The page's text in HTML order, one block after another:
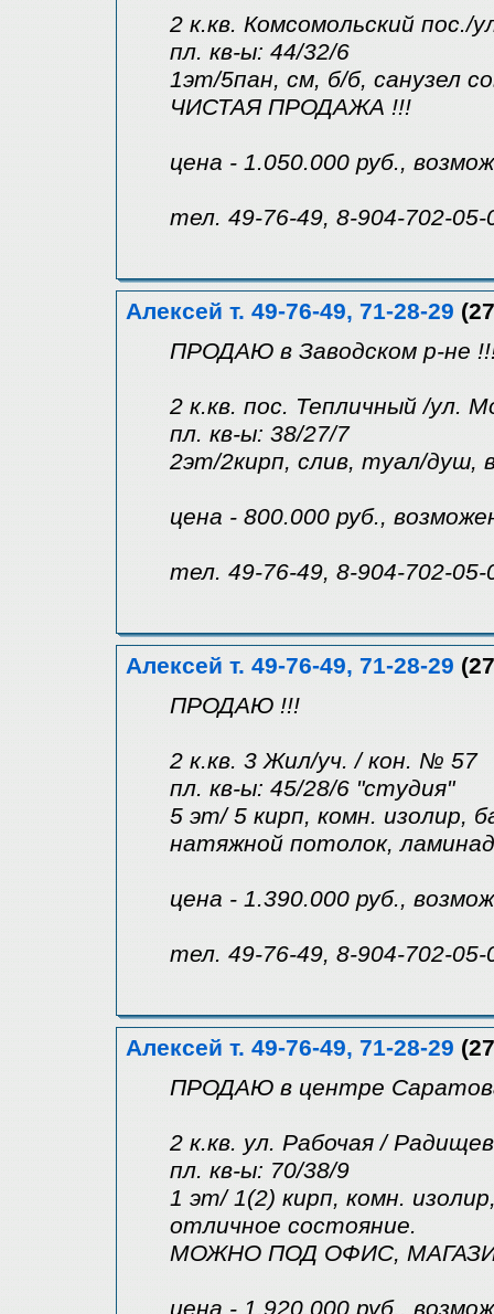
2 к.кв. Комсомольский пос./
пл. кв-ы: 44/32/6
1эт/5пан, см, б/б, санузел
ЧИСТАЯ ПРОДАЖА !!!
цена - 1.050.000 руб.,
тел. 49-76-49, 8-904-702-05-
Алексей т. 49-76-49, 71-28-29
ПРОДАЮ в Заводском р-не
2 к.кв. пос. Тепличный /ул.
пл. кв-ы: 38/27/7
2эт/2кирп, слив, туал/душ,
цена - 800.000 руб.,
тел. 49-76-49, 8-904-702-05-
Алексей т. 49-76-49, 71-28-29
ПРОДАЮ !!!
2 к.кв. 3 Жил/уч. / кон. № 57
пл. кв-ы: 45/28/6 "студия"
5 эт/ 5 кирп, комн. изолир,
натяжной потолок,
цена - 1.390.000 руб.,
тел. 49-76-49, 8-904-702-05-
Алексей т. 49-76-49, 71-28-29
ПРОДАЮ в центре
2 к.кв. ул. Рабочая /
пл. кв-ы: 70/38/9
1 эт/ 1(2) кирп, комн.
отличное состояние.
МОЖНО ПОД ОФИС,